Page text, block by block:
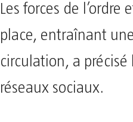
Les forces de
place, entraînant
circulation, a précisé
réseaux sociaux.